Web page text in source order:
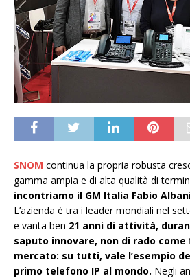
SNOM continua la propria robusta
gamma ampia e di alta qualità di
incontriamo il GM Italia Fabio
L’azienda è tra i leader mondiali nel
e vanta ben 21 anni di attività,
saputo innovare, non di rado
mercato: su tutti, vale l’esempio
primo telefono IP al mondo. Negli